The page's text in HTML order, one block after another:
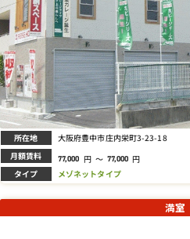
所在地 大阪府豊中市庄内栄町3-23-18
月額賃料 77,000 円 ～ 77,000 円
タイプ メゾネットタイプ
満室